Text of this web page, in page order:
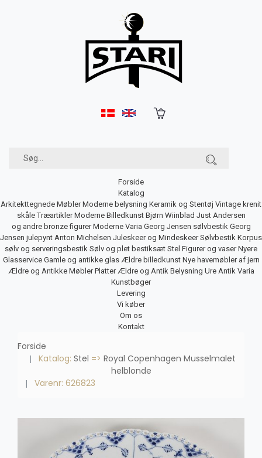
Forside
Katalog
Arkitekttegnede Møbler Moderne belysning Keramik og Stentøj Vintage krenit
skåle Træartikler Moderne Billedkunst Bjørn Wiinblad Just Andersen
og andre bronze figurer Moderne Varia Georg Jensen sølvbestik Georg
Jensen julepynt Anton Michelsen Juleskeer og Mindeskeer Sølvbestik Korpus
sølv og serveringsbestik Sølv og plet bestiksæt Stel Figurer og vaser Nyere
Glasservice Gamle og antikke glas Ældre billedkunst Nye havemøbler af jern
Ældre og Antikke Møbler Platter Ældre og Antik Belysning Ure Antik Varia
Kunstbøger
Levering
Vi køber
Om os
Kontakt
Forside
Katalog: Stel => Royal Copenhagen Musselmalet
helblonde
Varenr: 626823